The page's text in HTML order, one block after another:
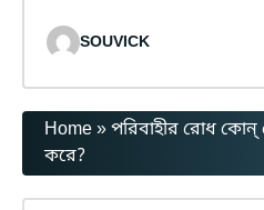
SOUVICK
Home»পরিবাহীর রোধ
করে?